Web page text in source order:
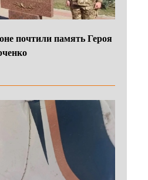
почтили память Героя